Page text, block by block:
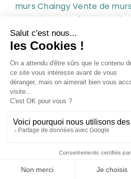
murs ChaingyVente de
Mesmin
Vente de murs
murs Saint Pryvé Saint
St PryvéVente de murs St
Vente de murs Ingré
Mentions
Plan du site
Site réalisé par
Activer ou désactiver le mode sombre